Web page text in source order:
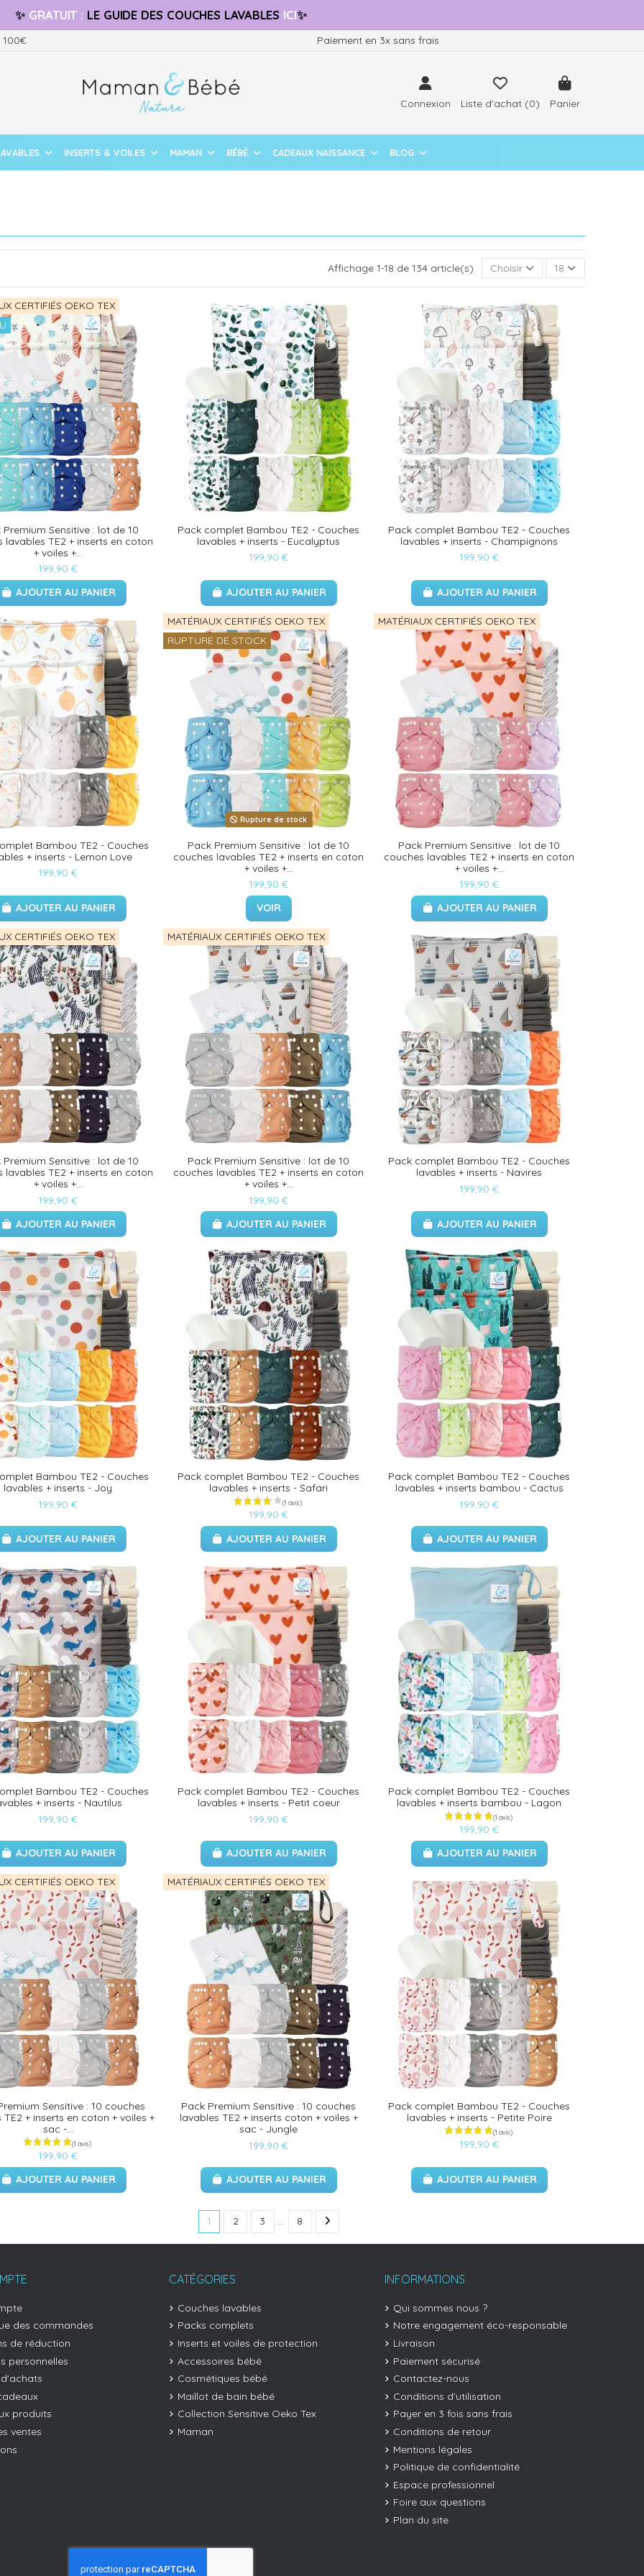
✨ GRATUIT : LE GUIDE DES COUCHES LAVABLES ICI✨
Paiement en 3x sans frais
Connexion Liste d'achat (0) Panier
INSERTS & VOILES MAMAN BÉBÉ CADEAUX NAISSANCE BLOG
Affichage 1-18 de 134 article(s) Choisir 18
CERTIFIÉS OEKO TEX
Premium Sensitive : lot de 10
lavables TE2 + inserts en coton
+ voiles +...
199,90 €
AJOUTER AU PANIER
Pack complet Bambou TE2 - Couches
lavables + inserts - Eucalyptus
199,90 €
AJOUTER AU PANIER
Pack complet Bambou TE2 - Couches
lavables + inserts - Champignons
199,90 €
AJOUTER AU PANIER
Bambou TE2 - Couches
+ inserts - Lemon Love
199,90 €
AJOUTER AU PANIER
MATÉRIAUX CERTIFIÉS OEKO TEX
RUPTURE DE STOCK
Rupture de stock
Pack Premium Sensitive : lot de 10
couches lavables TE2 + inserts en coton
+ voiles +...
199,90 €
VOIR
MATÉRIAUX CERTIFIÉS OEKO TEX
Pack Premium Sensitive : lot de 10
couches lavables TE2 + inserts en coton
+ voiles +...
199,90 €
AJOUTER AU PANIER
CERTIFIÉS OEKO TEX
Premium Sensitive : lot de 10
lavables TE2 + inserts en coton
+ voiles +...
199,90 €
AJOUTER AU PANIER
MATÉRIAUX CERTIFIÉS OEKO TEX
Pack Premium Sensitive : lot de 10
couches lavables TE2 + inserts en coton
+ voiles +...
199,90 €
AJOUTER AU PANIER
Pack complet Bambou TE2 - Couches
lavables + inserts - Navires
199,90 €
AJOUTER AU PANIER
Bambou TE2 - Couches
lavables + inserts - Joy
199,90 €
AJOUTER AU PANIER
Pack complet Bambou TE2 - Couches
lavables + inserts - Safari
199,90 €
AJOUTER AU PANIER
Pack complet Bambou TE2 - Couches
lavables + inserts bambou - Cactus
199,90 €
AJOUTER AU PANIER
Bambou TE2 - Couches
+ inserts - Nautilus
199,90 €
AJOUTER AU PANIER
Pack complet Bambou TE2 - Couches
lavables + inserts - Petit coeur
199,90 €
AJOUTER AU PANIER
Pack complet Bambou TE2 - Couches
lavables + inserts bambou - Lagon
199,90 €
AJOUTER AU PANIER
CERTIFIÉS OEKO TEX
Sensitive : 10 couches
TE2 + inserts en coton + voiles +
sac -...
199,90 €
AJOUTER AU PANIER
MATÉRIAUX CERTIFIÉS OEKO TEX
Pack Premium Sensitive : 10 couches
lavables TE2 + inserts coton + voiles +
sac - Jungle
199,90 €
AJOUTER AU PANIER
Pack complet Bambou TE2 - Couches
lavables + inserts - Petite Poire
199,90 €
AJOUTER AU PANIER
1 2 3 … 8
des commandes
de réduction
personnelles
produits
ventes
CATÉGORIES
Couches lavables
Packs complets
Inserts et voiles de protection
Accessoires bébé
Cosmétiques bébé
Maillot de bain bébé
Collection Sensitive Oeko Tex
Maman
INFORMATIONS
Qui sommes nous ?
Notre engagement éco-responsable
Livraison
Paiement sécurisé
Contactez-nous
Conditions d'utilisation
Payer en 3 fois sans frais
Conditions de retour
Mentions légales
Politique de confidentialité
Espace professionnel
Foire aux questions
Plan du site